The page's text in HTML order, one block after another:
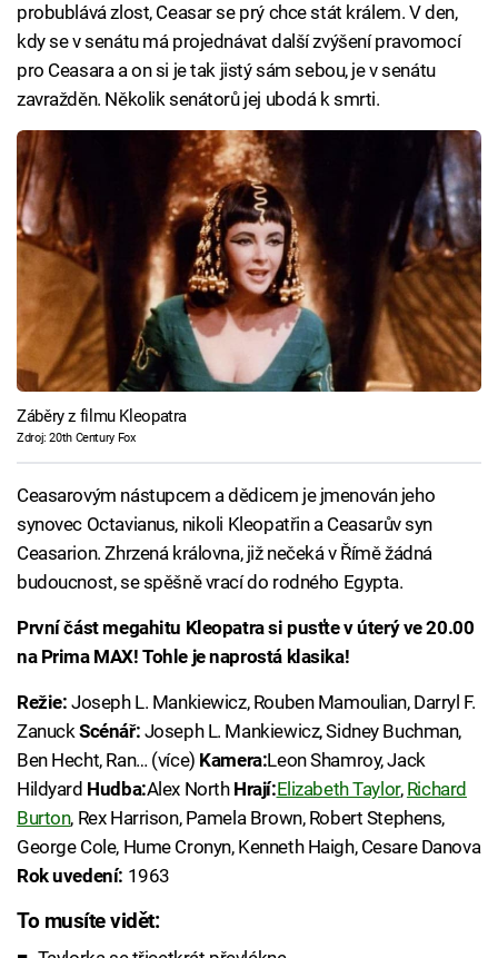
probublává zlost, Ceasar se prý chce stát králem. V den,
kdy se v senátu má projednávat další zvýšení pravomocí
pro Ceasara a on si je tak jistý sám sebou, je v senátu
zavražděn. Několik senátorů jej ubodá k smrti.
Záběry z filmu Kleopatra
Zdroj: 20th Century Fox
Ceasarovým nástupcem a dědicem je jmenován jeho
synovec Octavianus, nikoli Kleopatřin a Ceasarův syn
Ceasarion. Zhrzená královna, již nečeká v Římě žádná
budoucnost, se spěšně vrací do rodného Egypta.
První část megahitu Kleopatra si pusťte v úterý ve 20.00
na Prima MAX! Tohle je naprostá klasika!
Režie:Joseph L. Mankiewicz, Rouben Mamoulian, Darryl F.
ZanuckScénář: Joseph L. Mankiewicz, Sidney Buchman,
Ben Hecht, Ran… (více) Kamera:Leon Shamroy, Jack
Hildyard Hudba:Alex North Hrají:Elizabeth Taylor, Richard
Burton, Rex Harrison, Pamela Brown, Robert Stephens,
George Cole, Hume Cronyn, Kenneth Haigh, Cesare Danova
Rok uvedení: 1963
To musíte vidět: